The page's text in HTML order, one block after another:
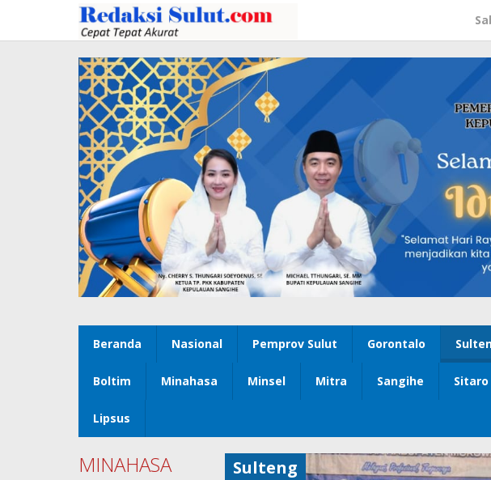
konten
Beranda Nasional Pemprov Sulut Gorontalo
Boltim Minahasa Minsel Mitra Sangihe Sitaro
Lipsus
MINAHASA Sulteng